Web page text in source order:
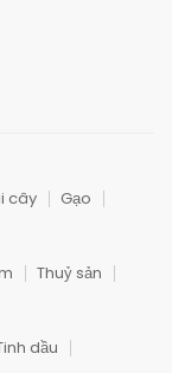
cây
Gạo
Thuỷ sản
dầu